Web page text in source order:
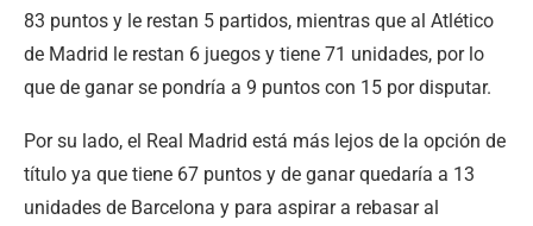
83 puntos y le restan 5 partidos, mientras que al Atlético
de Madrid le restan 6 juegos y tiene 71 unidades, por lo
que de ganar se pondría a 9 puntos con 15 por disputar.
Por su lado, el Real Madrid está más lejos de la opción de
título ya que tiene 67 puntos y de ganar quedaría a 13
unidades de Barcelona y para aspirar a rebasar al